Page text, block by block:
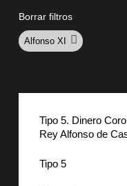
Borrar filtros
Alfonso XI
Tipo 5. Dinero
Rey Alfonso de
Tipo 5